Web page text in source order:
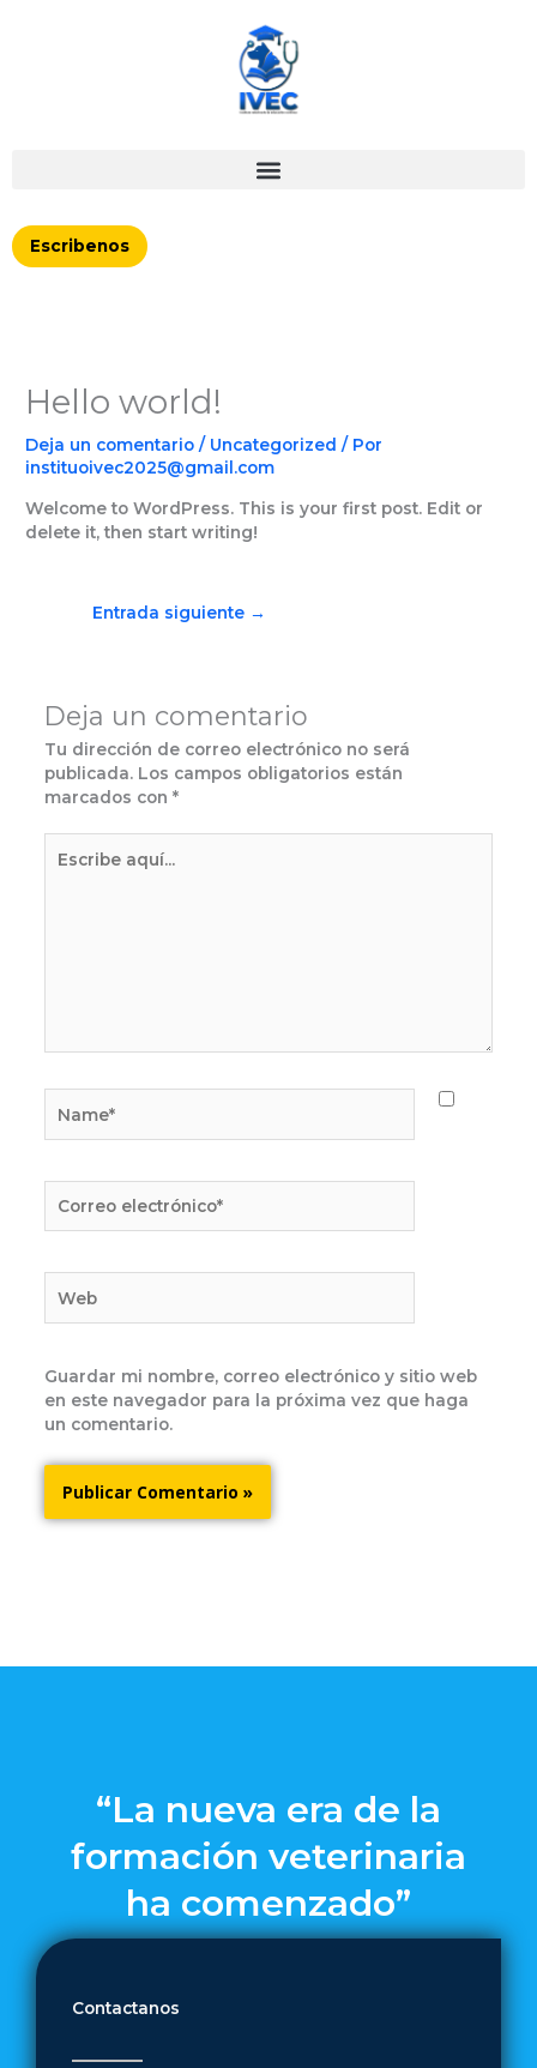
Escribenos
Hello world!
Deja un comentario / Uncategorized / Por
instituoivec2025@gmail.com
Welcome to WordPress. This is your first post. Edit or
delete it, then start writing!
Entrada siguiente →
Deja un comentario
Tu dirección de correo electrónico no será
publicada. Los campos obligatorios están
marcados con *
aquí...
electrónico*
Guardar mi nombre, correo electrónico y sitio web
en este navegador para la próxima vez que haga
un comentario.
“La nueva era de la
formación veterinaria
ha comenzado”
Contactanos